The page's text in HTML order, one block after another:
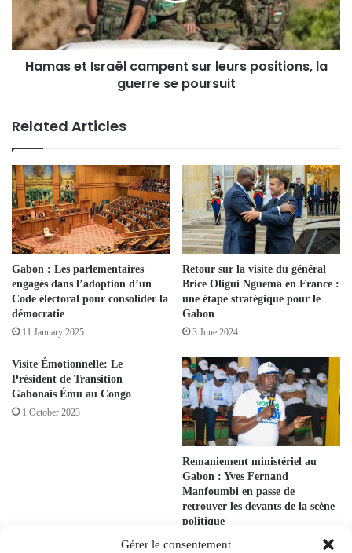
Gérer le consentement
Hamas et Israël campent sur leurs positions, la
guerre se poursuit
Related Articles
Gabon : Les parlementaires
engagés dans l’adoption d’un
Code électoral pour consolider la
démocratie
11 January 2025
Retour sur la visite du général
Brice Oligui Nguema en France :
une étape stratégique pour le
Gabon
3 June 2024
Visite Émotionnelle: Le
Président de Transition
Gabonais Ému au Congo
1 October 2023
Remaniement ministériel au
Gabon : Yves Fernand
Manfoumbi en passe de
retrouver les devants de la scène
politique
21 November 2024